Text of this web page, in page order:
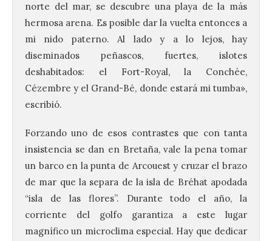
norte del mar, se descubre una playa de la más
hermosa arena. Es posible dar la vuelta entonces a
mi nido paterno. Al lado y a lo lejos, hay
diseminados peñascos, fuertes, islotes
deshabitados: el Fort-Royal, la Conchée,
Cézembre y el Grand-Bé, donde estará mi tumba»,
escribió.
Forzando uno de esos contrastes que con tanta
insistencia se dan en Bretaña, vale la pena tomar
un barco en la punta de Arcouest y cruzar el brazo
de mar que la separa de la isla de Bréhat apodada
“isla de las flores”. Durante todo el año, la
corriente del golfo garantiza a este lugar
magnífico un microclima especial. Hay que dedicar